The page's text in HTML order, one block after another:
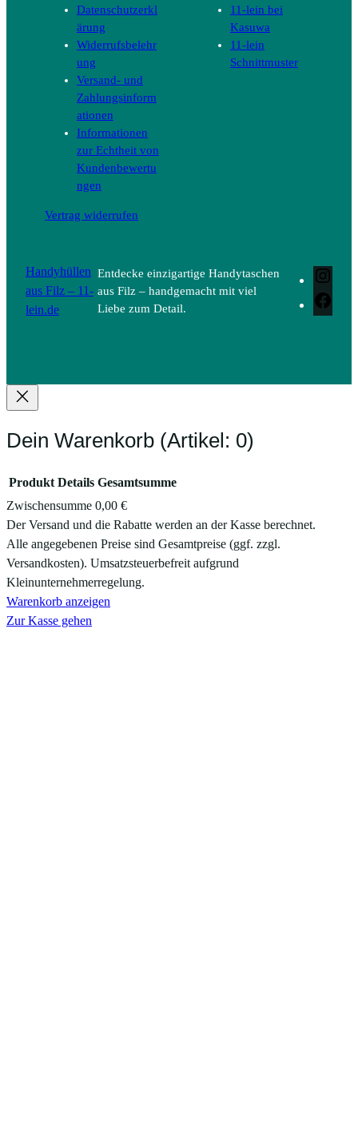
Datenschutzerkl
ärung
Widerrufsbelehr
ung
Versand- und
Zahlungsinform
ationen
Informationen
zur Echtheit von
Kundenbewertu
ngen
Vertrag widerrufen
11-lein bei
Kasuwa
11-lein
Schnittmuster
Handyhüllen
aus Filz – 11-
lein.de
Entdecke einzigartige Handytaschen
aus Filz – handgemacht mit viel
Liebe zum Detail.
Dein Warenkorb (Artikel: 0)
Produkte
im
Warenkorb
Produkt Details Gesamtsumme
Zwischensumme 0,00 €
Der Versand und die Rabatte werden an der Kasse berechnet.
Alle angegebenen Preise sind Gesamtpreise (ggf. zzgl.
Versandkosten). Umsatzsteuerbefreit aufgrund
Kleinunternehmerregelung.
Warenkorb anzeigen
Zur Kasse gehen